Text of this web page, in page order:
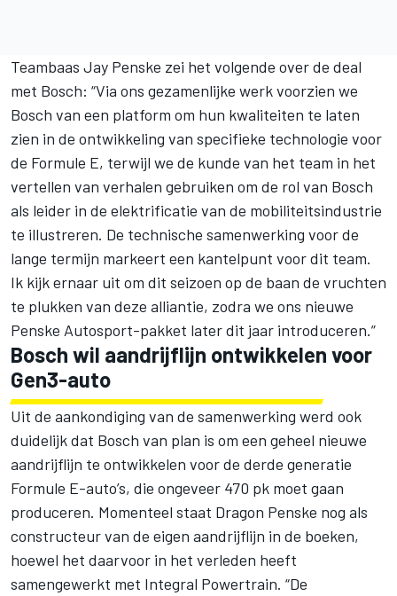
Teambaas Jay Penske zei het volgende over de deal
met Bosch: “Via ons gezamenlijke werk voorzien we
Bosch van een platform om hun kwaliteiten te laten
zien in de ontwikkeling van specifieke technologie voor
de Formule E, terwijl we de kunde van het team in het
vertellen van verhalen gebruiken om de rol van Bosch
als leider in de elektrificatie van de mobiliteitsindustrie
te illustreren. De technische samenwerking voor de
lange termijn markeert een kantelpunt voor dit team.
Ik kijk ernaar uit om dit seizoen op de baan de vruchten
te plukken van deze alliantie, zodra we ons nieuwe
Penske Autosport-pakket later dit jaar introduceren.”
Bosch wil aandrijflijn ontwikkelen voor
Gen3-auto
Uit de aankondiging van de samenwerking werd ook
duidelijk dat Bosch van plan is om een geheel nieuwe
aandrijflijn te ontwikkelen voor de derde generatie
Formule E-auto’s, die ongeveer 470 pk moet gaan
produceren. Momenteel staat Dragon Penske nog als
constructeur van de eigen aandrijflijn in de boeken,
hoewel het daarvoor in het verleden heeft
samengewerkt met Integral Powertrain. “De